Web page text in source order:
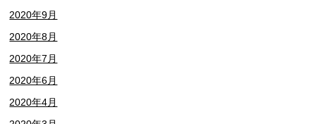
2020年9月
2020年8月
2020年7月
2020年6月
2020年4月